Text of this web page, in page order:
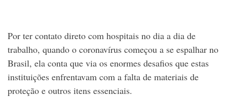
Por ter contato direto com hospitais no dia a dia de
trabalho, quando o coronavírus começou a se espalhar no
Brasil, ela conta que via os enormes desafios que estas
instituições enfrentavam com a falta de materiais de
proteção e outros itens essenciais.